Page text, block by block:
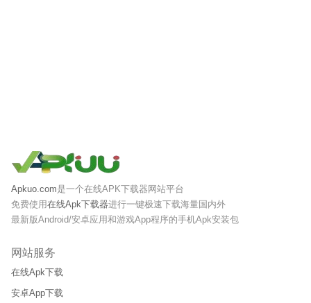
Apkuo.com是一个在线APK下载器网站平台
免费使用在线Apk下载器进行一键极速下载海量国内外
最新版Android/安卓应用和游戏App程序的手机Apk安装包
网站服务
在线Apk下载
安卓App下载